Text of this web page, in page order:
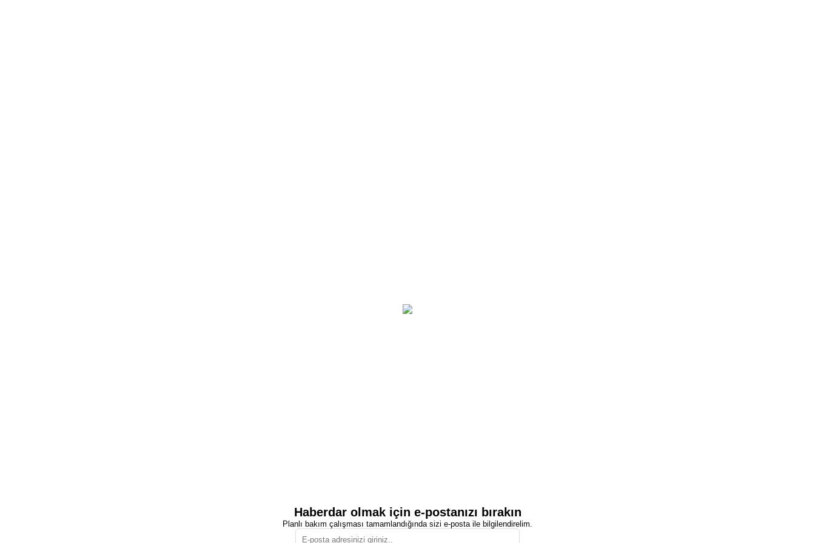
Haberdar olmak için e-postanızı bırakın
Planlı bakım çalışması tamamlandığında sizi e-posta ile bilgilendirelim.